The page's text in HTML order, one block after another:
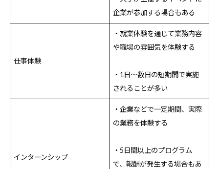
企業が参加する場合もある
仕事体験
・就業体験を通じて業務内容
や職場の雰囲気を体験する
・1日〜数日の短期間で実施
されることが多い
インターンシップ
・企業などで一定期間、実際
の業務を体験する
・5日間以上のプログラム
で、報酬が発生する場合もあ